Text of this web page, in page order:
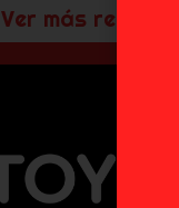
Ver más reseñas